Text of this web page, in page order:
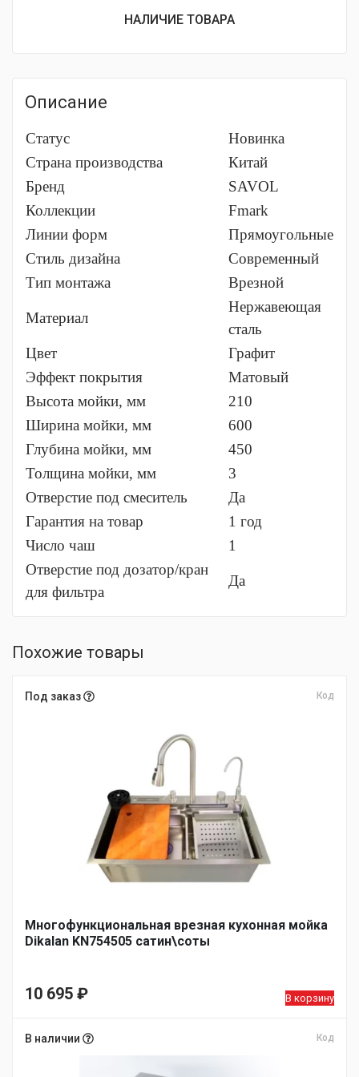
НАЛИЧИЕ ТОВАРА
Описание
Статус
Новинка
Страна производства
Китай
Бренд
SAVOL
Коллекции
Fmark
Линии форм
Прямоугольные
Стиль дизайна
Современный
Тип монтажа
Врезной
Материал
Нержавеющая
сталь
Цвет
Графит
Эффект покрытия
Матовый
Высота мойки, мм
210
Ширина мойки, мм
600
Глубина мойки, мм
450
Толщина мойки, мм
3
Отверстие под смеситель
Да
Гарантия на товар
1 год
Число чаш
1
Отверстие под дозатор/кран
для фильтра
Да
Похожие товары
Под заказ Код
Многофункциональная врезная кухонная мойка
Dikalan KN754505 сатин\соты
10 695 ₽ В корзину
В наличии Код